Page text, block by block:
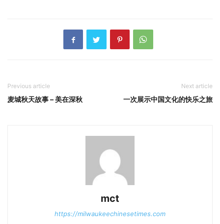
Previous article
麦城秋天故事 – 美在深秋
Next article
一次展示中国文化的快乐之旅
mct
https://milwaukeechinesetimes.com